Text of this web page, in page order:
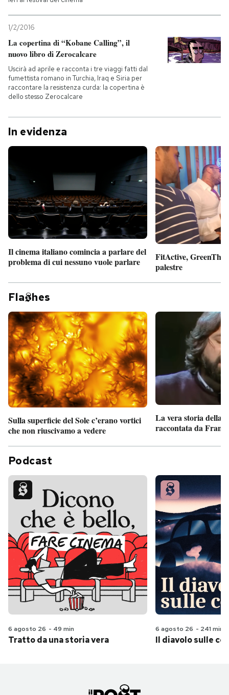
1/2/2016
La copertina di “Kobane Calling”, il
nuovo libro di Zerocalcare
Uscirà ad aprile e racconta i tre viaggi fatti dal
fumettista romano in Turchia, Iraq e Siria per
raccontare la resistenza curda: la copertina è
dello stesso Zerocalcare
In evidenza
Il cinema italiano comincia a parlare del
problema di cui nessuno vuole parlare
FitActive,
palestre
Fla hes
Sulla superficie del Sole c’erano vortici
che non riuscivamo a vedere
La vera storia della
raccontata da
Podcast
6 agosto 26 - 49 min
Tratto da una storia vera
6 agosto 26 - 241 min
Il diavolo sulle